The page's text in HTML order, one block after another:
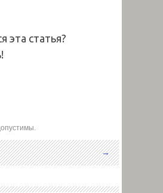
эта статья?
→